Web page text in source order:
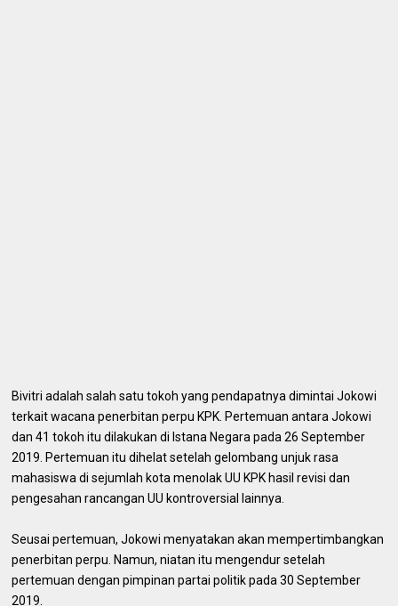
Bivitri adalah salah satu tokoh yang pendapatnya dimintai Jokowi
terkait wacana penerbitan perpu KPK. Pertemuan antara Jokowi
dan 41 tokoh itu dilakukan di Istana Negara pada 26 September
2019. Pertemuan itu dihelat setelah gelombang unjuk rasa
mahasiswa di sejumlah kota menolak UU KPK hasil revisi dan
pengesahan rancangan UU kontroversial lainnya.
Seusai pertemuan, Jokowi menyatakan akan mempertimbangkan
penerbitan perpu. Namun, niatan itu mengendur setelah
pertemuan dengan pimpinan partai politik pada 30 September
2019.